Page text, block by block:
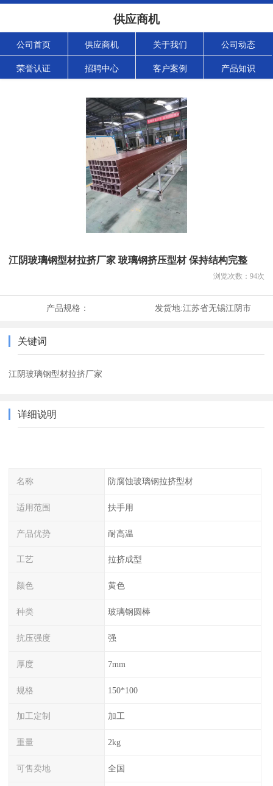
供应商机
公司首页 供应商机 关于我们 公司动态
荣誉认证 招聘中心 客户案例 产品知识
江阴玻璃钢型材拉挤厂家 玻璃钢挤压型材 保持结构完整
浏览次数： 94次
产品规格： 发货地:江苏省无锡江阴市
关键词
江阴玻璃钢型材拉挤厂家
详细说明
名称 防腐蚀玻璃钢拉挤型材
适用范围 扶手用
产品优势 耐高温
工艺 拉挤成型
颜色 黄色
种类 玻璃钢圆棒
抗压强度 强
厚度 7mm
规格 150*100
加工定制 加工
重量 2kg
可售卖地 全国